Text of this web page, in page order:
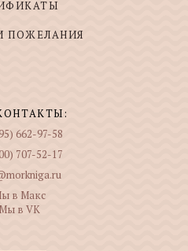
ПОЖЕЛАНИЯ
662-97-58
707-52-17
в Макс
Мы в VK